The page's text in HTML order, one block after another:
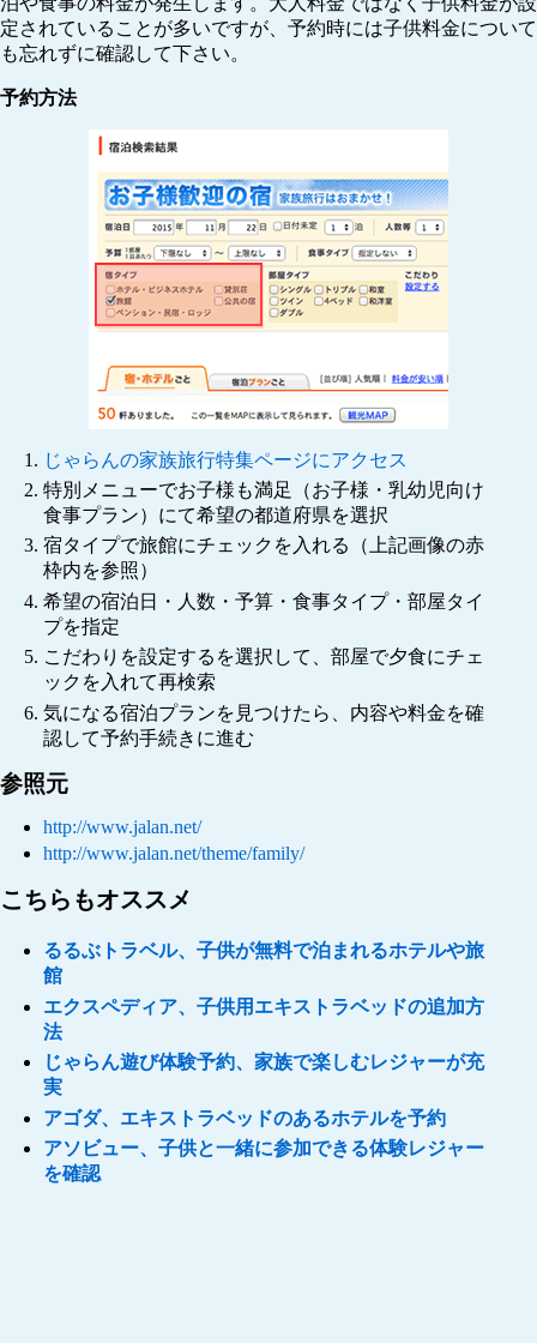
定されていることが多いですが、予約時には子供料金について
も忘れずに確認して下さい。
予約方法
じゃらんの家族旅行特集ページにアクセス
特別メニューでお子様も満足（お子様・乳幼児向け
食事プラン）にて希望の都道府県を選択
宿タイプで旅館にチェックを入れる（上記画像の赤
枠内を参照）
希望の宿泊日・人数・予算・食事タイプ・部屋タイ
プを指定
こだわりを設定するを選択して、部屋で夕食にチェ
ックを入れて再検索
気になる宿泊プランを見つけたら、内容や料金を確
認して予約手続きに進む
参照元
http://www.jalan.net/
http://www.jalan.net/theme/family/
こちらもオススメ
るるぶトラベル、子供が無料で泊まれるホテルや旅
館
エクスペディア、子供用エキストラベッドの追加方
法
じゃらん遊び体験予約、家族で楽しむレジャーが充
実
アゴダ、エキストラベッドのあるホテルを予約
アソビュー、子供と一緒に参加できる体験レジャー
を確認